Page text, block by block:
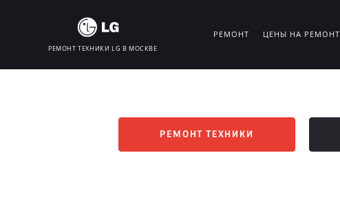
РЕМОНТ ТЕХНИКИ LG В МОСКВЕ
РЕМОНТ ЦЕНЫ НА РЕМОНТ
РЕМОНТ ТЕХНИКИ